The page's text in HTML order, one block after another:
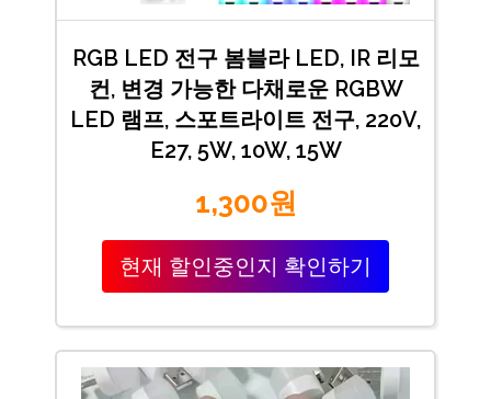
RGB LED 전구 봄블라 LED, IR 리모
컨, 변경 가능한 다채로운 RGBW
LED 램프, 스포트라이트 전구, 220V,
E27, 5W, 10W, 15W
1,300원
현재 할인중인지 확인하기